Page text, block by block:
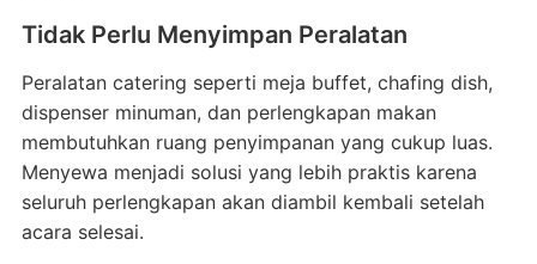
Tidak Perlu Menyimpan Peralatan
Peralatan catering seperti meja buffet, chafing dish,
dispenser minuman, dan perlengkapan makan
membutuhkan ruang penyimpanan yang cukup luas.
Menyewa menjadi solusi yang lebih praktis karena
seluruh perlengkapan akan diambil kembali setelah
acara selesai.